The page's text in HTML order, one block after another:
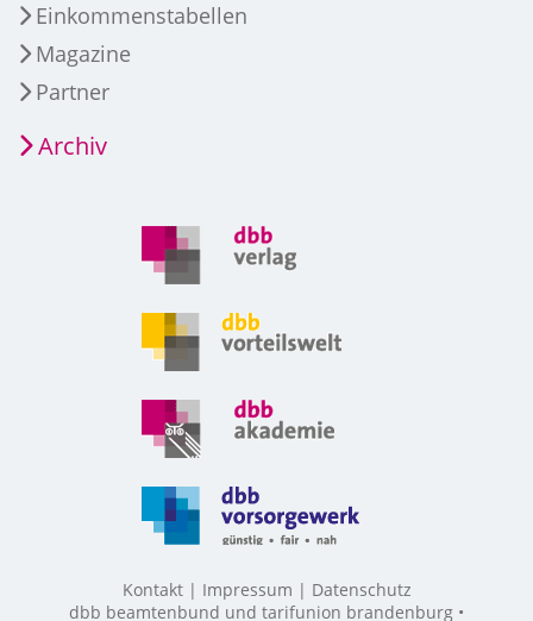
Einkommenstabellen
Magazine
Partner
Archiv
Kontakt Impressum
Datenschutz
dbb beamtenbund und tarifunion brandenburg •